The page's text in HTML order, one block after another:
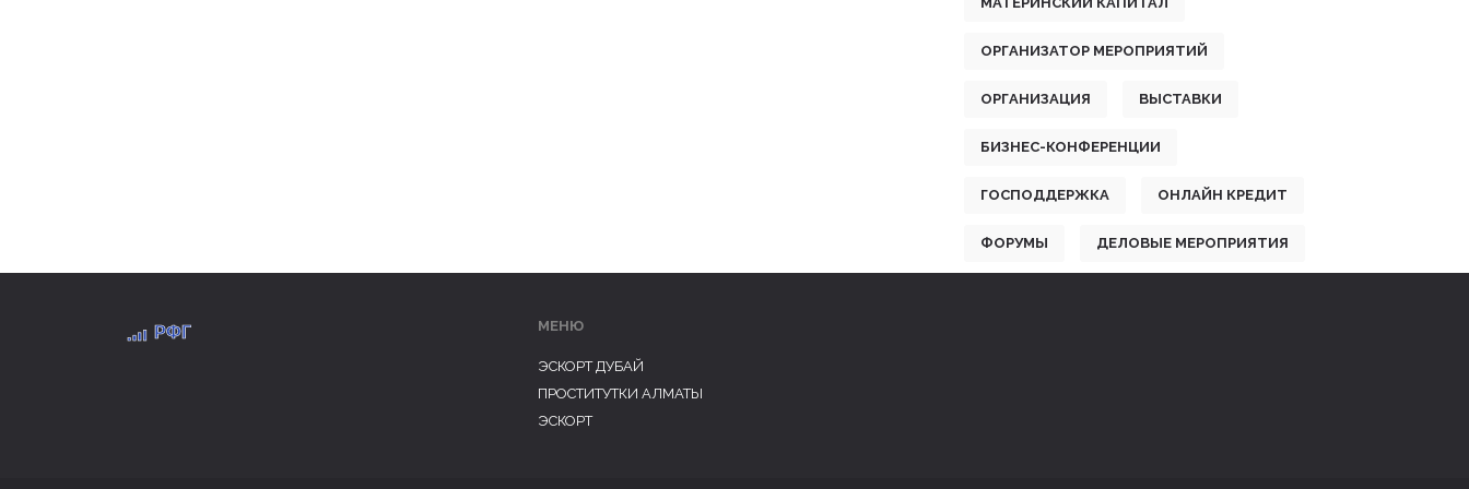
ОРГАНИЗАТОР МЕРОПРИЯТИЙ
ОРГАНИЗАЦИЯ ВЫСТАВКИ
БИЗНЕС-КОНФЕРЕНЦИИ
ГОСПОДДЕРЖКА ОНЛАЙН КРЕДИТ
ФОРУМЫ ДЕЛОВЫЕ МЕРОПРИЯТИЯ
МЕНЮ
ЭСКОРТ ДУБАЙ
ПРОСТИТУТКИ АЛМАТЫ
ЭСКОРТ